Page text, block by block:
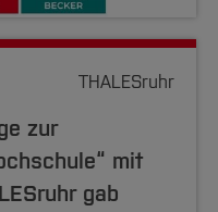
THALESruhr
zur
mit
gab